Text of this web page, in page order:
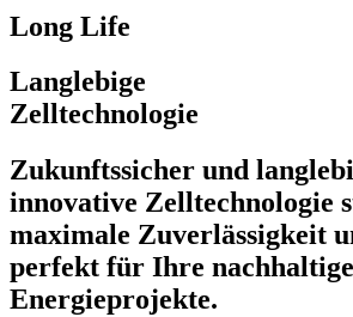
Long Life
Langlebige
Zelltechnologie
Zukunftssicher und
innovative Zelltechnologie
maximale Zuverlässigkeit
perfekt für Ihre
Energieprojekte.